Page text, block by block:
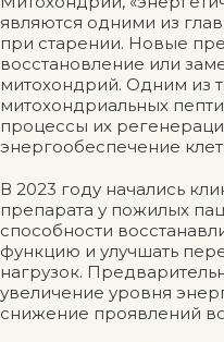
являются одними из
при старении. Новые
восстановление или
митохондрий. Одним из
митохондриальных
процессы их
энергообеспечение
В 2023 году начались
препарата у пожилых
способности
функцию и улучшать
нагрузок.
увеличение уровня
снижение проявлений